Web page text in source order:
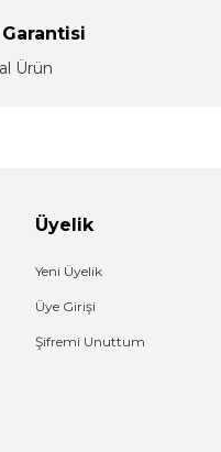
Ürün
Üyelik
Yeni Üyelik
Üye Girişi
Şifremi Unuttum